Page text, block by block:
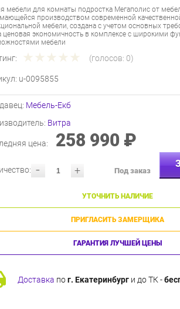
мебели для комнаты подростка Мегаполис от
производством современной
мебели, создана с учетом основных
ценовая экономичность в комплексе с широкими
мебели
(голосов: 0)
u-0095855
Мебель-Екб
Витра
цена: 258 990 ₽
- + Под заказ
УТОЧНИТЬ НАЛИЧИЕ
ПРИГЛАСИТЬ ЗАМЕРЩИКА
ГАРАНТИЯ ЛУЧШЕЙ ЦЕНЫ
Доставка пог. Екатеринбург и до ТК -